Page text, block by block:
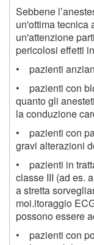
Sebbene
un'ottima tecnica
un'attenzione
pericolosi effetti
• pazienti
• pazienti con
quanto gli
la conduzione
• pazienti con
gravi alterazioni
• pazienti in
classe III (ad es.
a stretta
moi.itoraggio
possono essere
• pazienti con